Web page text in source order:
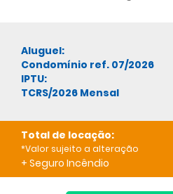
Aluguel:
Condomínio ref. 07/2026
IPTU:
TCRS/2026 Mensal
Total de locação:
*Valor sujeito a alteração
+ Seguro Incêndio